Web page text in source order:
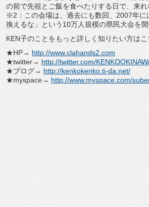
の前で先祖とご飯を食べたりする日で、来れ
※2：この会場は、過去にも数回、2007年に
換えるな」という10万人規模の県民大会を開
KEN子のことをもっと詳しく知りたい方はこ
★HP→ http://www.clahands2.com
★twitter→ http://twitter.com/
★ブログ→ http://kenkokenko.ti-da.net/
★myspace→ http://www.myspace.com/